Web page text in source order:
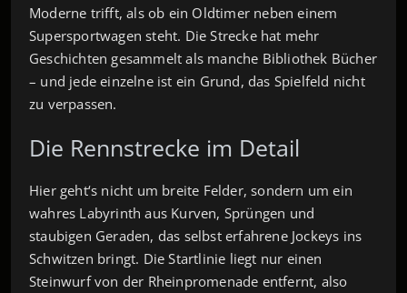
Moderne trifft, als ob ein Oldtimer neben einem
Supersportwagen steht. Die Strecke hat mehr
Geschichten gesammelt als manche Bibliothek Bücher
– und jede einzelne ist ein Grund, das Spielfeld nicht
zu verpassen.
Die Rennstrecke im Detail
Hier geht‘s nicht um breite Felder, sondern um ein
wahres Labyrinth aus Kurven, Sprüngen und
staubigen Geraden, das selbst erfahrene Jockeys ins
Schwitzen bringt. Die Startlinie liegt nur einen
Steinwurf von der Rheinpromenade entfernt, also